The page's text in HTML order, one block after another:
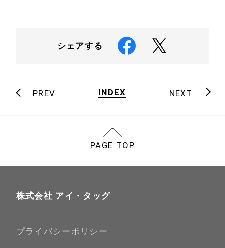
シェアする
PREV INDEX NEXT
PAGE TOP
株式会社 アイ・タッグ
プライバシーポリシー